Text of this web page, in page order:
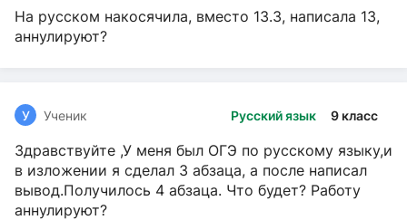
На русском накосячила, вместо 13.3, написала 13,
аннулируют?
Русский язык 9 класс
У Ученик
Здравствуйте ,У меня был ОГЭ по русскому языку,и
в изложении я сделал 3 абзаца, а после написал
вывод.Получилось 4 абзаца. Что будет? Работу
аннулируют?